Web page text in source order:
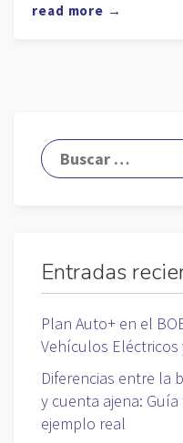
read more →
Entradas
Plan Auto+ en el
Vehículos Eléctricos
Diferencias entre la
y cuenta ajena:
ejemplo real